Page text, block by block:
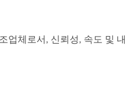
업체로서, 신뢰성, 속도 및